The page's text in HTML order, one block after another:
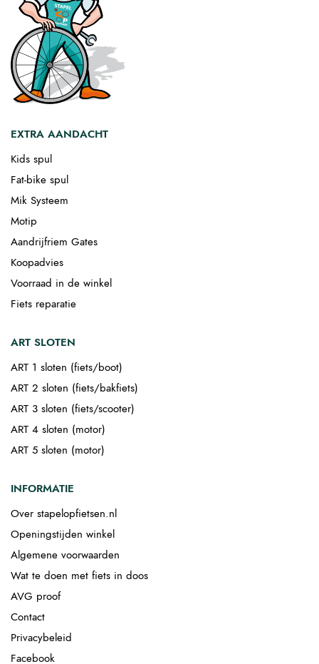
EXTRA AANDACHT
Kids spul
Fat-bike spul
Mik Systeem
Motip
Aandrijfriem Gates
Koopadvies
Voorraad in de winkel
Fiets reparatie
ART SLOTEN
ART 1 sloten (fiets/boot)
ART 2 sloten (fiets/bakfiets)
ART 3 sloten (fiets/scooter)
ART 4 sloten (motor)
ART 5 sloten (motor)
INFORMATIE
Over stapelopfietsen.nl
Openingstijden winkel
Algemene voorwaarden
Wat te doen met fiets in doos
AVG proof
Contact
Privacybeleid
Facebook